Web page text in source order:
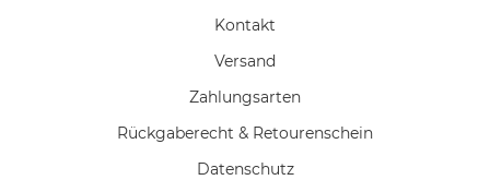
Kontakt
Versand
Zahlungsarten
Rückgaberecht & Retourenschein
Datenschutz